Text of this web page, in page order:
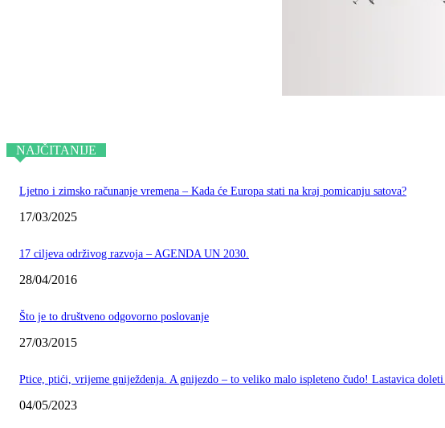
NAJČITANIJE
Ljetno i zimsko računanje vremena – Kada će Europa stati na kraj pomicanju satova?
17/03/2025
17 ciljeva održivog razvoja – AGENDA UN 2030.
28/04/2016
Što je to društveno odgovorno poslovanje
27/03/2015
Ptice, ptići, vrijeme gniježdenja. A gnijezdo – to veliko malo ispleteno čudo! Lastavica
04/05/2023